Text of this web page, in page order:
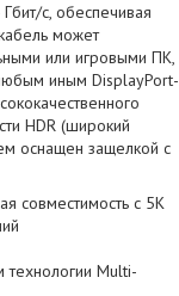
с, обеспечивая
может
или игровыми ПК,
иным DisplayPort-
HDR (широкий
оснащен защелкой с
совместимость с 5K
технологии Multi-